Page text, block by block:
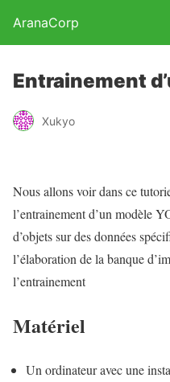
AranaCorp
Entrainement
Xukyo
Nous allons voir dans ce
l’entrainement d’un modèle
d’objets sur des données
l’élaboration de la banque
l’entrainement
Matériel
Un ordinateur avec une